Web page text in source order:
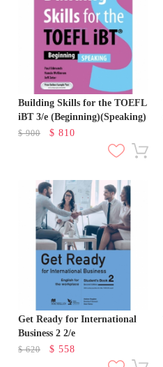
Building Skills for the TOEFL
iBT 3/e (Beginning)(Speaking)
$900 $ 810
Get Ready for International
Business 2 2/e
$620 $ 558